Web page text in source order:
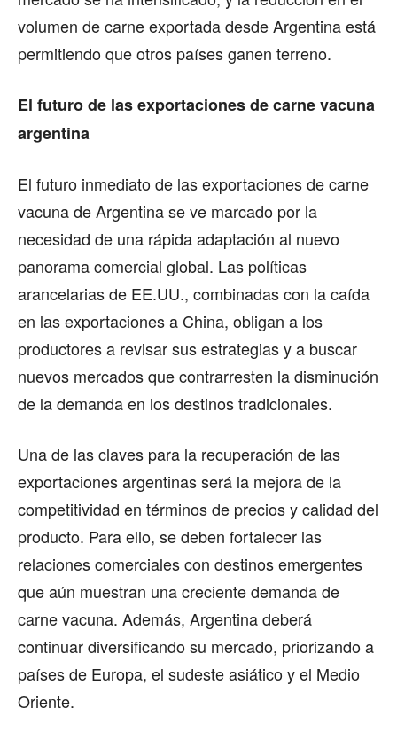
volumen de carne exportada desde Argentina está
permitiendo que otros países ganen terreno.
El futuro de las exportaciones de carne vacuna
argentina
El futuro inmediato de las exportaciones de carne
vacuna de Argentina se ve marcado por la
necesidad de una rápida adaptación al nuevo
panorama comercial global. Las políticas
arancelarias de EE.UU., combinadas con la caída
en las exportaciones a China, obligan a los
productores a revisar sus estrategias y a buscar
nuevos mercados que contrarresten la disminución
de la demanda en los destinos tradicionales.
Una de las claves para la recuperación de las
exportaciones argentinas será la mejora de la
competitividad en términos de precios y calidad del
producto. Para ello, se deben fortalecer las
relaciones comerciales con destinos emergentes
que aún muestran una creciente demanda de
carne vacuna. Además, Argentina deberá
continuar diversificando su mercado, priorizando a
países de Europa, el sudeste asiático y el Medio
Oriente.